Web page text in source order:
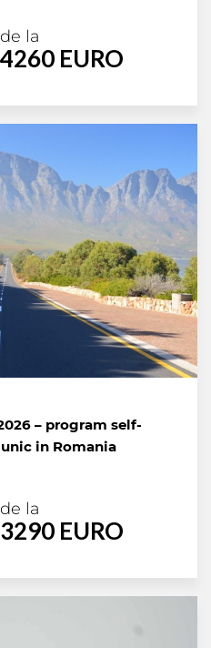
de la
4260 EURO
– program self-
in Romania
de la
3290 EURO